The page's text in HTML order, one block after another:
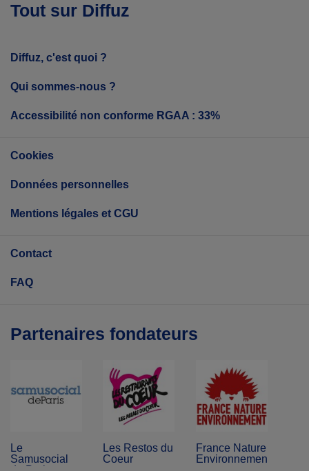
Tout sur Diffuz
Diffuz, c'est quoi ?
Qui sommes-nous ?
Accessibilité non conforme RGAA : 33%
Cookies
Données personnelles
Mentions légales et CGU
Contact
FAQ
Partenaires fondateurs
Le
Samusocial
Les Restos du
Coeur
France Nature
Environnement